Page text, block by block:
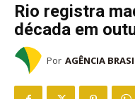
Rio registra
década em
Por AGÊNCIA